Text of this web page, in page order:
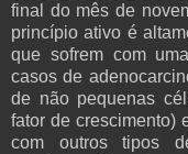
final do mês de
princípio ativo é
que sofrem com
casos de
de não pequenas
fator de crescimento)
com outros tipos